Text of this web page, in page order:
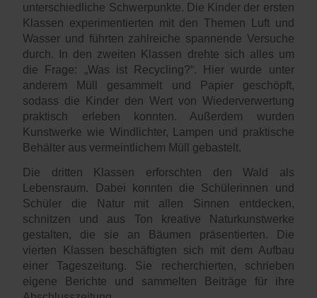
unterschiedliche Schwerpunkte. Die Kinder der ersten
Klassen experimentierten mit den Themen Luft und
Wasser und führten zahlreiche spannende Versuche
durch. In den zweiten Klassen drehte sich alles um
die Frage: „Was ist Recycling?“. Hier wurde unter
anderem Müll gesammelt und Papier geschöpft,
sodass die Kinder den Wert von Wiederverwertung
praktisch erleben konnten. Außerdem wurden
Kunstwerke wie Windlichter, Lampen und praktische
Behälter aus vermeintlichem Müll gebastelt.
Die dritten Klassen erforschten den Wald als
Lebensraum. Dabei konnten die Schülerinnen und
Schüler die Natur mit allen Sinnen entdecken,
schnitzen und aus Ton kreative Naturkunstwerke
gestalten, die sie an Bäumen präsentierten. Die
vierten Klassen beschäftigten sich mit dem Aufbau
einer Tageszeitung. Sie recherchierten, schrieben
eigene Berichte und sammelten Beiträge für ihre